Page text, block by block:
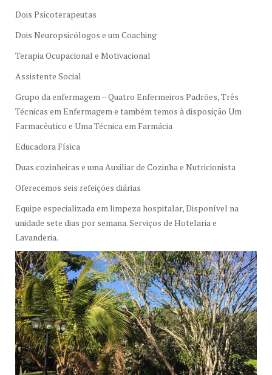
Dois Psicoterapeutas
Dois Neuropsicólogos e um Coaching
Terapia Ocupacional e Motivacional
Assistente Social
Grupo da enfermagem – Quatro Enfermeiros Padrões, Três
Técnicas em Enfermagem e também temos à disposição Um
Farmacêutico e Uma Técnica em Farmácia
Educadora Física
Duas cozinheiras e uma Auxiliar de Cozinha e Nutricionista
Oferecemos seis refeições diárias
Equipe especializada em limpeza hospitalar, Disponível na
unidade sete dias por semana. Serviços de Hotelaria e
Lavanderia.